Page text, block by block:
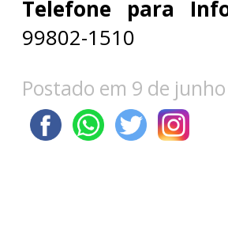
Telefone para
99802-1510
Postado em 9 de